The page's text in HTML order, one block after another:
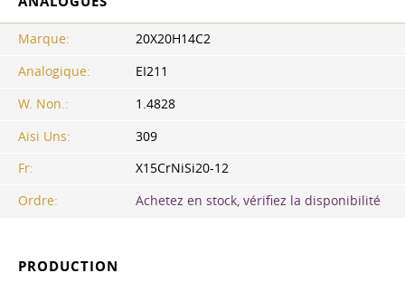
Marque:
20Х20Н14С2
Analogique:
EI211
W. Non.:
1.4828
Aisi Uns:
309
Fr:
X15CrNiSi20-12
Ordre:
Achetez en stock, vérifiez la disponibilité
PRODUCTION